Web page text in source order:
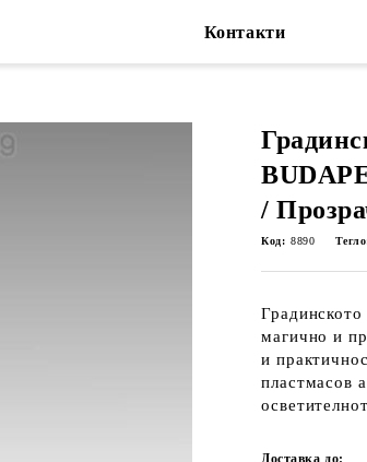
Контакти
/
Код: 8890
магично и
и
пластмасов
Доставка до: